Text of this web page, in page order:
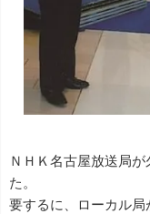
ＮＨＫ名古屋放送局
た。
要するに、ローカル